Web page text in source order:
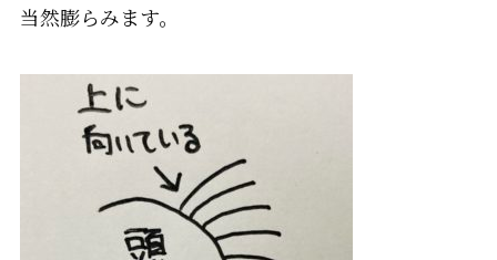
当然膨らみます。